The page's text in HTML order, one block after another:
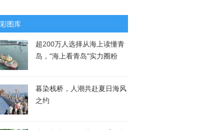
图库
超200万人选择从海上读懂青
岛，“海上看青岛”实力圈粉
暮染栈桥，人潮共赴夏日海风
之约